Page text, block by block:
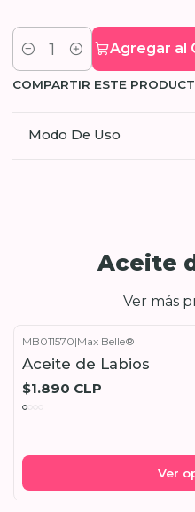
Cantidad
Agregar al
COMPARTIR ESTE
Modo De Uso
Aceite
Ver más
MB011570|Max Belle®
Aceite de Labios
$1.890 CLP
Ver